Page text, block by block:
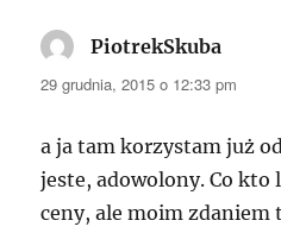
PiotrekSkuba
29 grudnia, 2015 o 12:33 pm
a ja tam korzystam już
jeste, adowolony. Co kto
ceny, ale moim zdaniem